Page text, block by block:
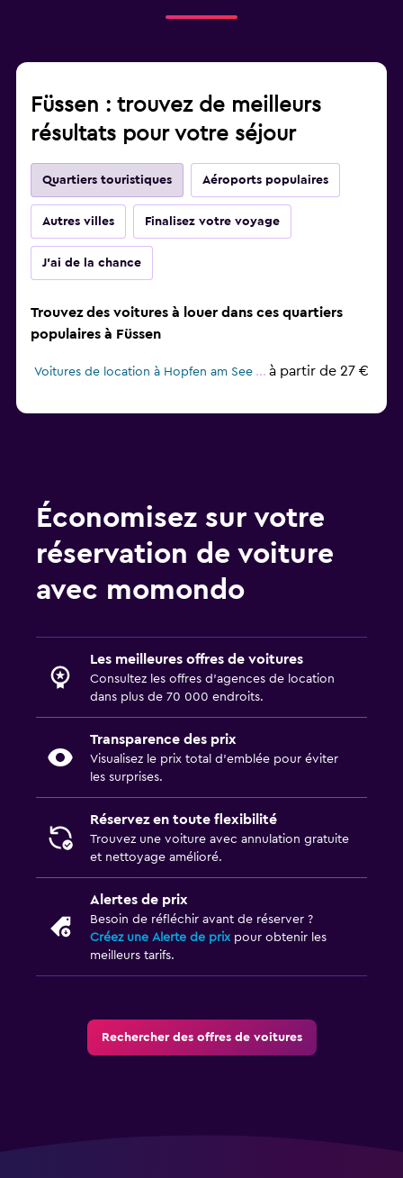
Füssen : trouvez de meilleurs
résultats pour votre séjour
Quartiers touristiques Aéroports populaires
Autres villes Finalisez votre voyage
J'ai de la chance
Trouvez des voitures à louer dans ces quartiers
populaires à Füssen
Voitures de location à Hopfen am See à partir de 27 €
Économisez sur votre
réservation de voiture
avec momondo
Les meilleures offres de voitures
Consultez les offres d’agences de location
dans plus de 70 000 endroits.
Transparence des prix
Visualisez le prix total d’emblée pour éviter
les surprises.
Réservez en toute flexibilité
Trouvez une voiture avec annulation gratuite
et nettoyage amélioré.
Alertes de prix
Besoin de réfléchir avant de réserver ?
Créez une Alerte de prixpour obtenir les
meilleurs tarifs.
Rechercher des offres de voitures